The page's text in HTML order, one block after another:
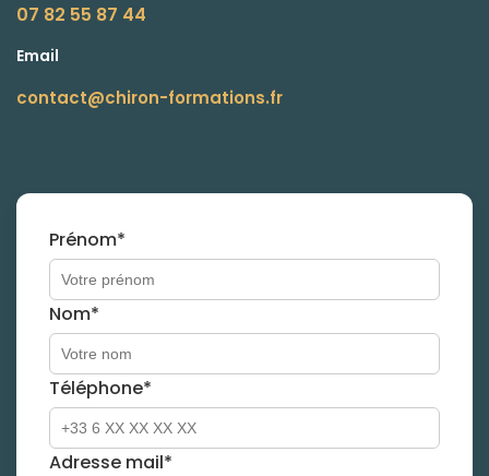
07 82 55 87 44
Email
contact@chiron-formations.fr
Prénom*
Nom*
Téléphone*
Adresse mail*